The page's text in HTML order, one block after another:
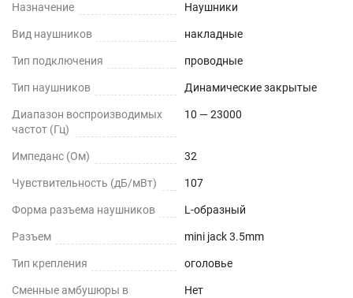
Назначение Наушники
Вид наушников накладные
Тип подключения проводные
Тип наушников Динамические закрытые
Диапазон воспроизводимых
частот (Гц)
10 — 23000
Импеданс (Ом) 32
Чувствительность (дБ/мВт) 107
Форма разъема наушников L-образный
Разъем mini jack 3.5mm
Тип крепления оголовье
Сменные амбушюры в
Нет